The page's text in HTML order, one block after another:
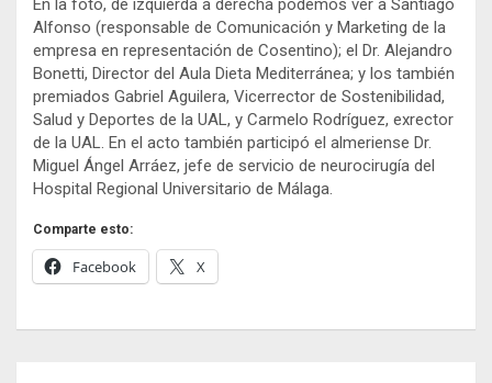
Alfonso (responsable de Comunicación y Marketing de la
empresa en representación de Cosentino); el Dr. Alejandro
Bonetti, Director del Aula Dieta Mediterránea; y los también
premiados Gabriel Aguilera, Vicerrector de Sostenibilidad,
Salud y Deportes de la UAL, y Carmelo Rodríguez, exrector
de la UAL. En el acto también participó el almeriense Dr.
Miguel Ángel Arráez, jefe de servicio de neurocirugía del
Hospital Regional Universitario de Málaga.
Comparte esto:
Facebook X